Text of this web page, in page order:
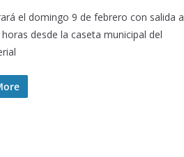
el domingo 9 de febrero con salida a
desde la caseta municipal del